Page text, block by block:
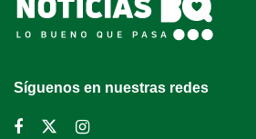
Síguenos en nuestras redes